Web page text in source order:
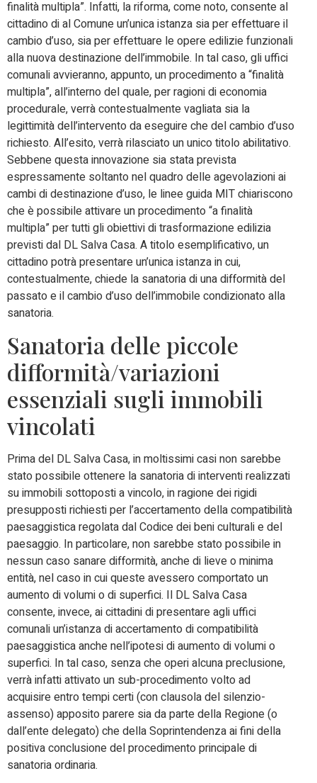
finalità multipla”. Infatti, la riforma, come noto, consente al
cittadino di al Comune un’unica istanza sia per effettuare il
cambio d’uso, sia per effettuare le opere edilizie funzionali
alla nuova destinazione dell’immobile. In tal caso, gli uffici
comunali avvieranno, appunto, un procedimento a “finalità
multipla”, all’interno del quale, per ragioni di economia
procedurale, verrà contestualmente vagliata sia la
legittimità dell’intervento da eseguire che del cambio d’uso
richiesto. All’esito, verrà rilasciato un unico titolo abilitativo.
Sebbene questa innovazione sia stata prevista
espressamente soltanto nel quadro delle agevolazioni ai
cambi di destinazione d’uso, le linee guida MIT chiariscono
che è possibile attivare un procedimento “a finalità
multipla” per tutti gli obiettivi di trasformazione edilizia
previsti dal DL Salva Casa. A titolo esemplificativo, un
cittadino potrà presentare un’unica istanza in cui,
contestualmente, chiede la sanatoria di una difformità del
passato e il cambio d’uso dell’immobile condizionato alla
sanatoria.
Sanatoria delle piccole
difformità/variazioni
essenziali sugli immobili
vincolati
Prima del DL Salva Casa, in moltissimi casi non sarebbe
stato possibile ottenere la sanatoria di interventi realizzati
su immobili sottoposti a vincolo, in ragione dei rigidi
presupposti richiesti per l’accertamento della compatibilità
paesaggistica regolata dal Codice dei beni culturali e del
paesaggio. In particolare, non sarebbe stato possibile in
nessun caso sanare difformità, anche di lieve o minima
entità, nel caso in cui queste avessero comportato un
aumento di volumi o di superfici. Il DL Salva Casa
consente, invece, ai cittadini di presentare agli uffici
comunali un’istanza di accertamento di compatibilità
paesaggistica anche nell’ipotesi di aumento di volumi o
superfici. In tal caso, senza che operi alcuna preclusione,
verrà infatti attivato un sub-procedimento volto ad
acquisire entro tempi certi (con clausola del silenzio-
assenso) apposito parere sia da parte della Regione (o
dall’ente delegato) che della Soprintendenza ai fini della
positiva conclusione del procedimento principale di
sanatoria ordinaria.